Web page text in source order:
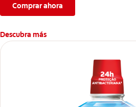
veces por día y uso continuo por 4
dental con flúor sin ingrediente
Comprar ahora
Descubra más